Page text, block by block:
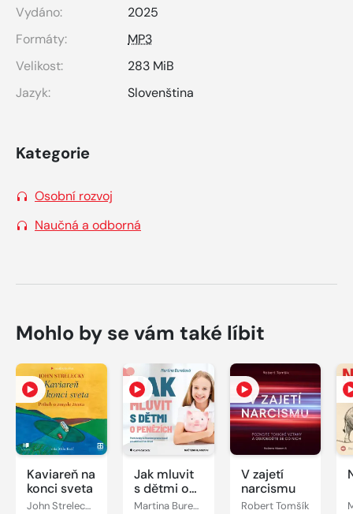
Vydáno:
2025
Formáty:
MP3
Velikost:
283 MiB
Jazyk:
Slovenština
Kategorie
Osobní rozvoj
Naučná a odborná
Mohlo by se vám také líbit
Kaviareň na
konci sveta
John Strelecky
Jak mluvit
s dětmi o
penězích Martina Burešová
V zajetí
narcismu
Robert Tomšík